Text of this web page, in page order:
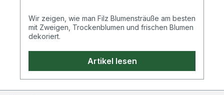
Wir zeigen, wie man Filz Blumensträuße am besten
mit Zweigen, Trockenblumen und frischen Blumen
dekoriert.
Artikel lesen